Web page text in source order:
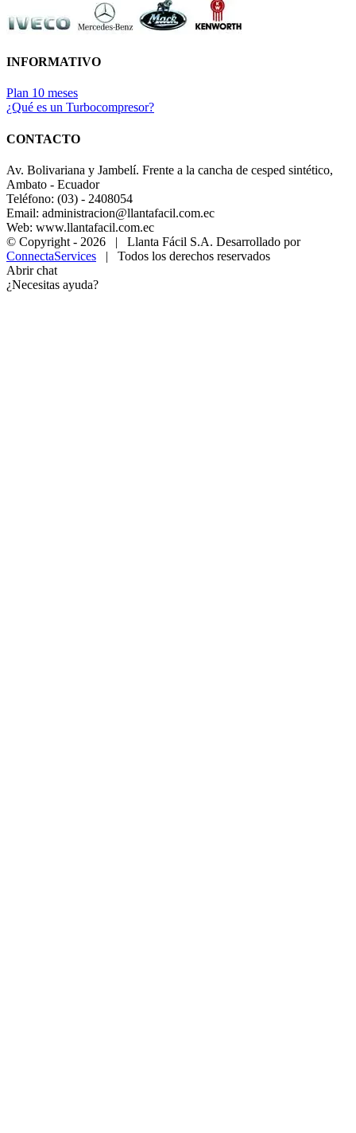
INFORMATIVO
Plan 10 meses
¿Qué es un Turbocompresor?
CONTACTO
Av. Bolivariana y Jambelí. Frente a la cancha de cesped sintético,
Ambato - Ecuador
Teléfono: (03) - 2408054
Email: administracion@llantafacil.com.ec
Web: www.llantafacil.com.ec
© Copyright - 2026 | Llanta Fácil S.A. Desarrollado por
ConnectaServices | Todos los derechos reservados
Abrir chat
¿Necesitas ayuda?